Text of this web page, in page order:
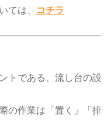
ては、​
コチラ
トである、流し台の設
の作業は「置く」「排